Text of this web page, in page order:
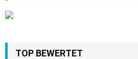
TOP BEWERTET